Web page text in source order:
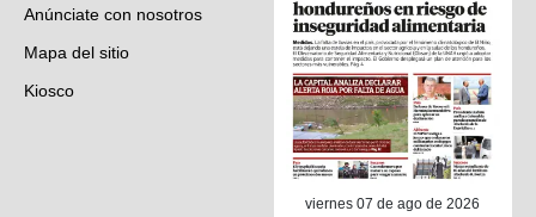
Anúnciate con nosotros
Mapa del sitio
Kiosco
viernes 07 de ago de 2026